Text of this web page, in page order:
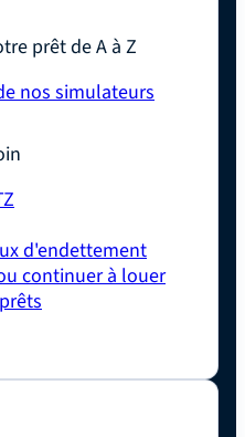
prêt de A à Z
nos simulateurs
d'endettement
continuer à louer